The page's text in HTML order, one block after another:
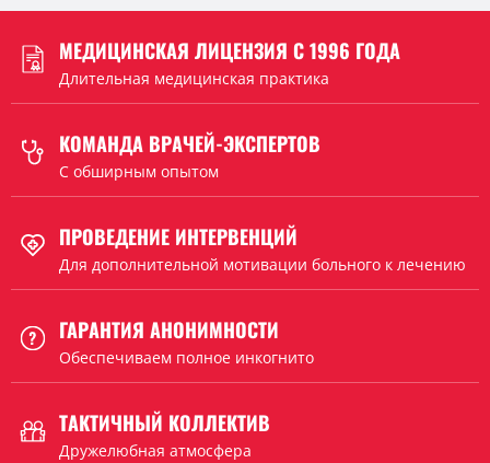
МЕДИЦИНСКАЯ ЛИЦЕНЗИЯ С 1996 ГОДА
Длительная медицинская практика
КОМАНДА ВРАЧЕЙ-ЭКСПЕРТОВ
C обширным опытом
ПРОВЕДЕНИЕ ИНТЕРВЕНЦИЙ
Для дополнительной мотивации больного к лечению
ГАРАНТИЯ АНОНИМНОСТИ
Обеспечиваем полное инкогнито
ТАКТИЧНЫЙ КОЛЛЕКТИВ
Дружелюбная атмосфера